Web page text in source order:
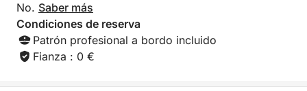
No. Saber más
Condiciones de reserva
Patrón profesional a bordo incluido
Fianza : 0 €